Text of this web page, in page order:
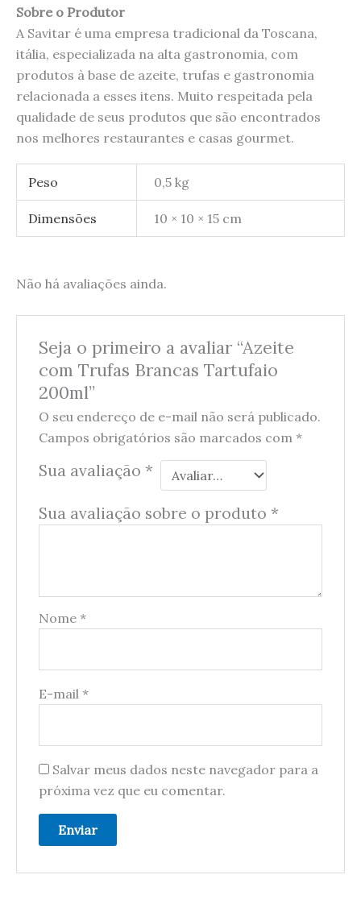
Sobre o Produtor
A Savitar é uma empresa tradicional da Toscana,
itália, especializada na alta gastronomia, com
produtos à base de azeite, trufas e gastronomia
relacionada a esses itens. Muito respeitada pela
qualidade de seus produtos que são encontrados
nos melhores restaurantes e casas gourmet.
Peso 0,5 kg
Dimensões 10 × 10 × 15 cm
Não há avaliações ainda.
Seja o primeiro a avaliar “Azeite
com Trufas Brancas Tartufaio
200ml”
O seu endereço de e-mail não será publicado.
Campos obrigatórios são marcados com *
Sua avaliação *
Sua avaliação sobre o produto *
Nome *
E-mail *
Salvar meus dados neste navegador para a
próxima vez que eu comentar.